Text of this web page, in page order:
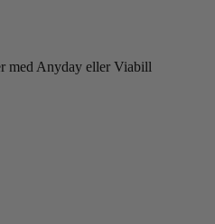
med Anyday eller Viabill